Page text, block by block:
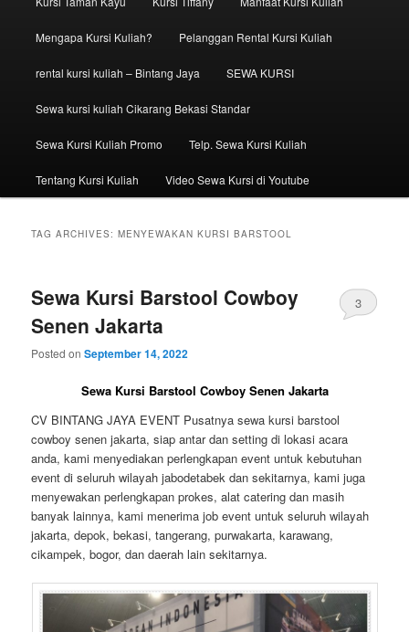
Mengapa Kursi Kuliah? Pelanggan Rental Kursi Kuliah
rental kursi kuliah – Bintang Jaya SEWA KURSI
Sewa kursi kuliah Cikarang Bekasi Standar
Sewa Kursi Kuliah Promo Telp. Sewa Kursi Kuliah
Tentang Kursi Kuliah Video Sewa Kursi di Youtube
TAG ARCHIVES:MENYEWAKAN KURSI BARSTOOL
Sewa Kursi Barstool Cowboy
Senen Jakarta
Posted onSeptember 14, 2022
3
Sewa Kursi Barstool Cowboy Senen Jakarta
CV BINTANG JAYA EVENT Pusatnya sewa kursi barstool
cowboy senen jakarta, siap antar dan setting di lokasi acara
anda, kami menyediakan perlengkapan event untuk kebutuhan
event di seluruh wilayah jabodetabek dan sekitarnya, kami juga
menyewakan perlengkapan prokes, alat catering dan masih
banyak lainnya, kami menerima job event untuk seluruh wilayah
jakarta, depok, bekasi, tangerang, purwakarta, karawang,
cikampek, bogor, dan daerah lain sekitarnya.